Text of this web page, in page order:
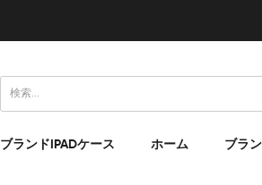
ブランドIPADケース ホーム ブラ